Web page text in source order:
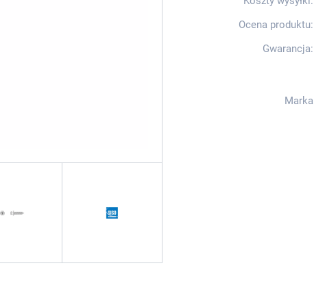
Ocena produktu:
Gwarancja:
Marka